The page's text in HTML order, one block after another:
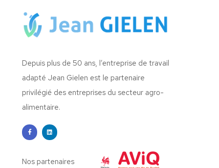
Depuis plus de 50 ans, l’entreprise de travail
adapté Jean Gielen est le partenaire
privilégié des entreprises du secteur agro-
alimentaire.
Nos partenaires